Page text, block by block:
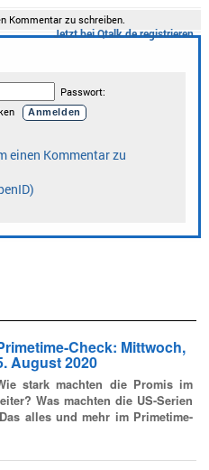
Check: Mittwoch,
August 2020
stark machten die Promis im
Was machten die US-Serien
alles und mehr im Primetime-